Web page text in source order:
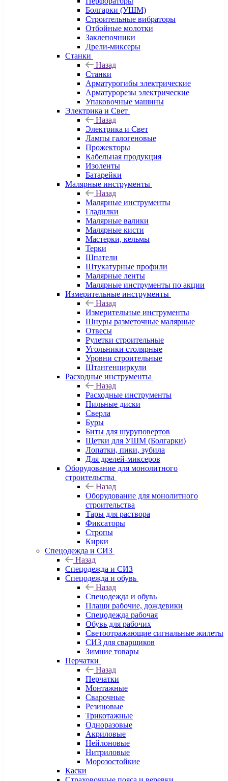
Болгарки (УШМ)
Строительные вибраторы
Отбойные молотки
Заклепочники
Дрели-миксеры
Станки
Назад
Станки
Арматурогибы электрические
Арматурорезы электрические
Упаковочные машины
Электрика и Свет
Назад
Электрика и Свет
Лампы галогеновые
Прожекторы
Кабельная продукция
Изоленты
Батарейки
Малярные инструменты
Назад
Малярные инструменты
Гладилки
Малярные валики
Малярные кисти
Мастерки, кельмы
Терки
Шпатели
Штукатурные профили
Малярные ленты
Малярные инструменты по акции
Измерительные инструменты
Назад
Измерительные инструменты
Шнуры разметочные малярные
Отвесы
Рулетки строительные
Угольники столярные
Уровни строительные
Штангенциркули
Расходные инструменты
Назад
Расходные инструменты
Пильные диски
Сверла
Буры
Биты для шуруповертов
Щетки для УШМ (Болгарки)
Лопатки, пики, зубила
Для дрелей-миксеров
Оборудование для монолитного
строительства
Назад
Оборудование для монолитного
строительства
Тары для раствора
Фиксаторы
Стропы
Кирки
Спецодежда и СИЗ
Назад
Спецодежда и СИЗ
Спецодежда и обувь
Назад
Спецодежда и обувь
Плащи рабочие, дождевики
Спецодежда рабочая
Обувь для рабочих
Светоотражающие сигнальные жилеты
СИЗ для сварщиков
Зимние товары
Перчатки
Назад
Перчатки
Монтажные
Сварочные
Резиновые
Трикотажные
Одноразовые
Акриловые
Нейлоновые
Нитриловые
Морозостойкие
Каски